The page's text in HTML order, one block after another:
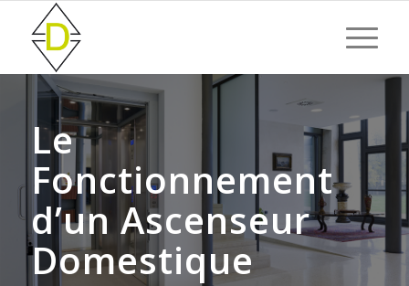
Le
Fonctionnement
d’un Ascenseur
Domestique